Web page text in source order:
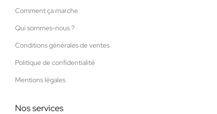
Comment ça marche
Qui sommes-nous ?
Conditions générales de ventes
Politique de confidentialité
Mentions légales
Nos services